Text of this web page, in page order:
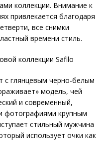
коллекции. Внимание к
привлекается благодаря
все снимки
времени стиль.
с глянцевым черно-белым
модель, чей
и современный,
фотографиями крупным
стильный мужчина
использует очки как